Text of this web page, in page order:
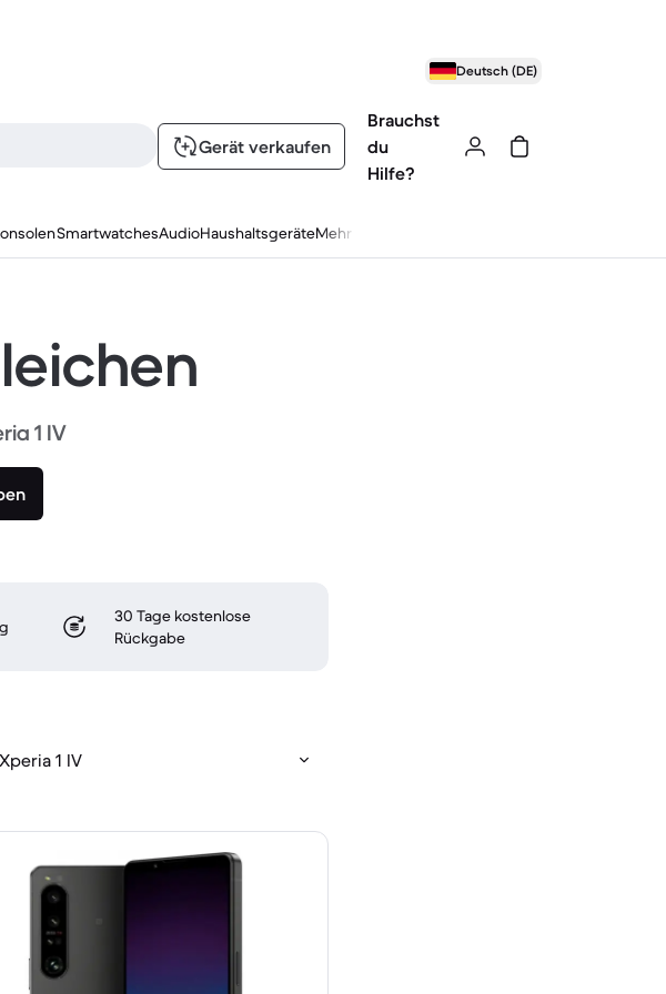
Deutsch (DE)
Gerät verkaufen
Brauchst
du
Hilfe?
SmartwatchesAudioHaushaltsgeräteMehr
1 IV
30 Tage kostenlose
Rückgabe
1 IV